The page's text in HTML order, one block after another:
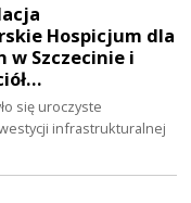
Hospicjum dla
w Szczecinie i
się uroczyste
infrastrukturalnej